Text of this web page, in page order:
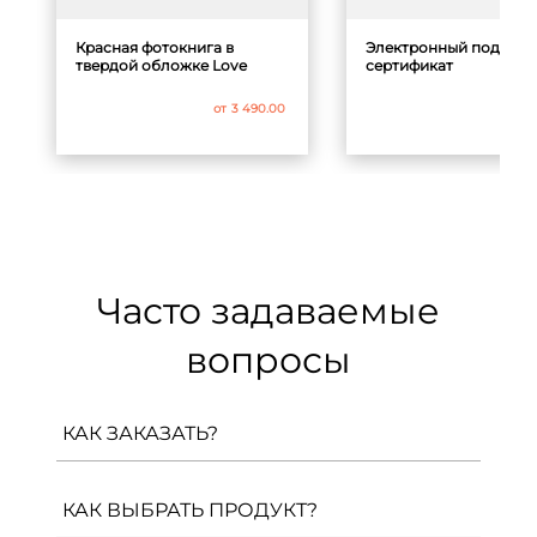
Красная фотокнига в
твердой обложке Love
от 3 490.00
Электронный
сертификат
Часто задаваемые
вопросы
КАК ЗАКАЗАТЬ?
продукта и, выбрав все параметры,
нажать «Создать в конструкторе». После
КАК ВЫБРАТЬ ПРОДУКТ?